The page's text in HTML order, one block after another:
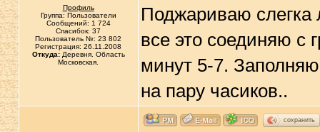
Профиль
Группа: Пользователи
Сообщений: 1 724
Спасибок: 37
Пользователь №: 23 802
Регистрация: 26.11.2008
Откуда:Деревня. Область
Московская.
Поджариваю слегка
все это соединяю с
минут 5-7.
на пару часиков..
сохранить